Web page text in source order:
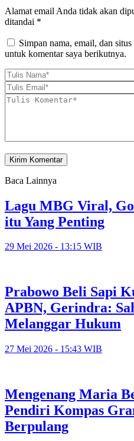
Alamat email Anda tidak akan
ditandai *
Simpan nama, email, dan
untuk komentar saya berikutnya.
Baca Lainnya
Lagu MBG Viral,
itu Yang Penting
29 Mei 2026 - 13:15 WIB
Prabowo Beli Sapi
APBN, Gerindra:
Melanggar Hukum
27 Mei 2026 - 15:43 WIB
Mengenang Maria
Pendiri Kompas
Berpulang